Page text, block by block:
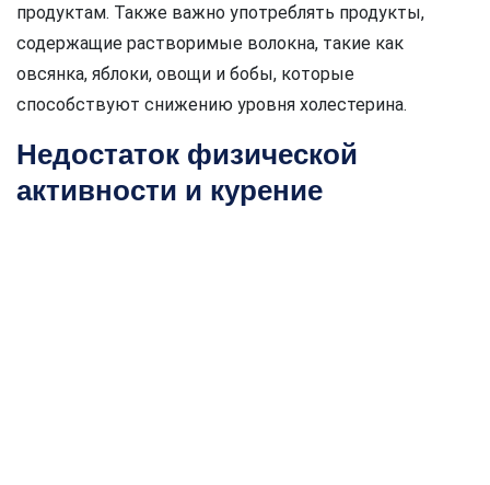
продуктам. Также важно употреблять продукты,
содержащие растворимые волокна, такие как
овсянка, яблоки, овощи и бобы, которые
способствуют снижению уровня холестерина.
Недостаток физической
активности и курение